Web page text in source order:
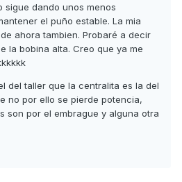
sigue dando unos menos
el puño estable. La mia
ahora tambien. Probaré a decir
la bobina alta. Creo que ya me
del taller que la centralita es la del
no por ello se pierde potencia,
son por el embrague y alguna otra